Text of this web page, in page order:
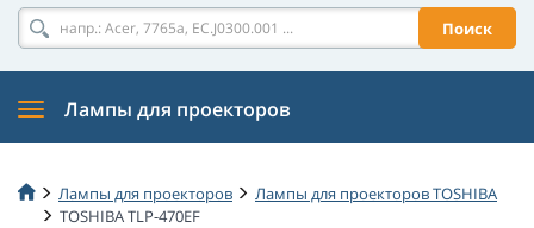
Поиск
Лампы для проекторов
Лампы для проекторов
Лампы для проекторов TOSHIBA
TOSHIBA TLP-470EF